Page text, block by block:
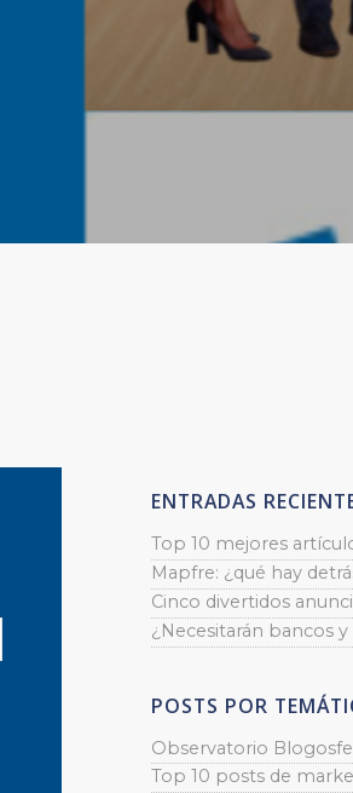
ENTRADAS
Top 10 mejores
Mapfre: ¿qué hay
Cinco divertidos
¿Necesitarán bancos
POSTS POR
Observatorio
Top 10 posts de